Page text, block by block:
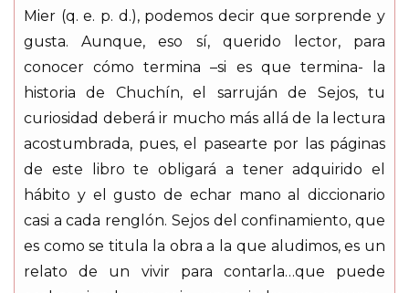
Mier (q. e. p. d.), podemos decir que sorprende y
gusta. Aunque, eso sí, querido lector, para
conocer cómo termina –si es que termina- la
historia de Chuchín, el sarruján de Sejos, tu
curiosidad deberá ir mucho más allá de la lectura
acostumbrada, pues, el pasearte por las páginas
de este libro te obligará a tener adquirido el
hábito y el gusto de echar mano al diccionario
casi a cada renglón. Sejos del confinamiento, que
es como se titula la obra a la que aludimos, es un
relato de un vivir para contarla…que puede